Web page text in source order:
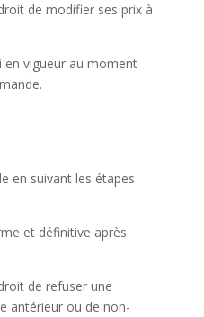
de modifier ses prix à
en vigueur au moment
en suivant les étapes
et définitive après
de refuser une
antérieur ou de non-